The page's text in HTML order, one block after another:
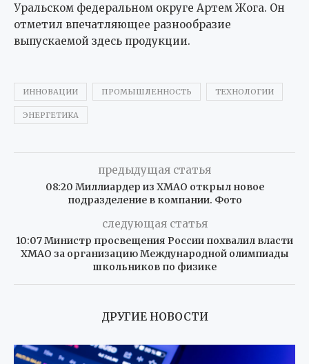
Уральском федеральном округе Артем Жога. Он
отметил впечатляющее разнообразие
выпускаемой здесь продукции.
ИННОВАЦИИ ПРОМЫШЛЕННОСТЬ ТЕХНОЛОГИИ
ЭНЕРГЕТИКА
предыдущая статья
08:20 Миллиардер из ХМАО открыл новое
подразделение в компании. Фото
следующая статья
10:07 Министр просвещения России похвалил власти
ХМАО за организацию Международной олимпиады
школьников по физике
ДРУГИЕ НОВОСТИ